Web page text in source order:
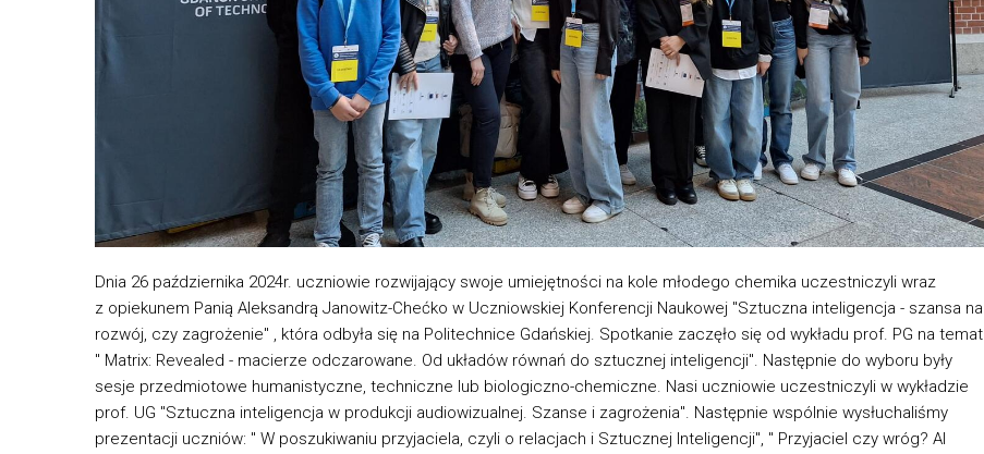
Dnia 26 października 2024r. uczniowie rozwijający swoje umiejętności na kole młodego chemika uczestniczyli wraz
z opiekunem Panią Aleksandrą Janowitz-Chećko w Uczniowskiej Konferencji Naukowej "Sztuczna inteligencja - szansa na
rozwój, czy zagrożenie" , która odbyła się na Politechnice Gdańskiej. Spotkanie zaczęło się od wykładu prof. PG na temat
" Matrix: Revealed - macierze odczarowane. Od układów równań do sztucznej inteligencji". Następnie do wyboru były
sesje przedmiotowe humanistyczne, techniczne lub biologiczno-chemiczne. Nasi uczniowie uczestniczyli w wykładzie
prof. UG "Sztuczna inteligencja w produkcji audiowizualnej. Szanse i zagrożenia". Następnie wspólnie wysłuchaliśmy
prezentacji uczniów: " W poszukiwaniu przyjaciela, czyli o relacjach i Sztucznej Inteligencji", " Przyjaciel czy wróg? AI